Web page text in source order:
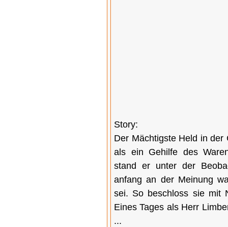
Story:
Der Mächtigste Held in der
als ein Gehilfe des
stand er unter der
anfang an der Meinung
sei. So beschloss sie mit
Eines Tages als Herr
...